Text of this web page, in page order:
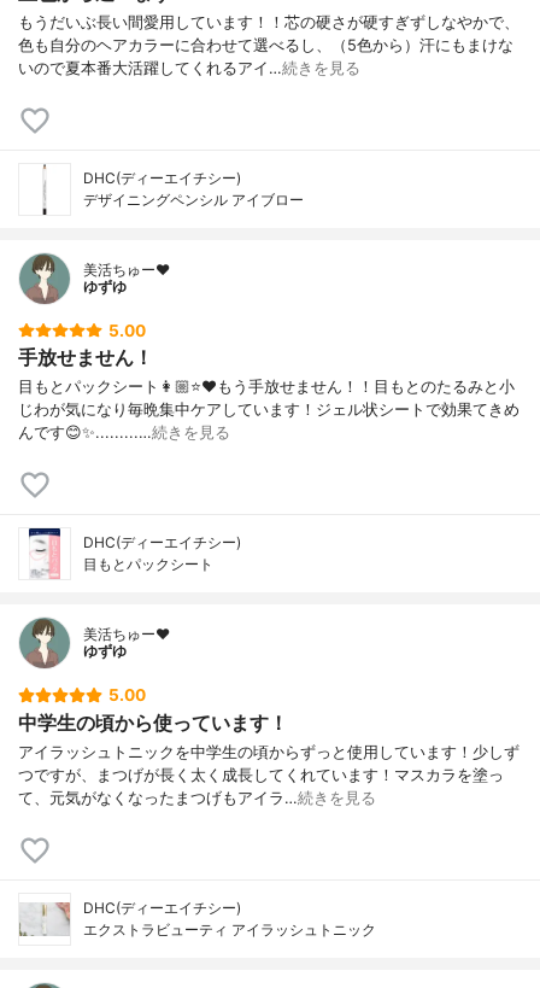
もうだいぶ長い間愛用しています！！芯の硬さが硬すぎずしなやかで、
色も自分のヘアカラーに合わせて選べるし、（5色から）汗にもまけな
いので夏本番大活躍してくれるアイ…続きを見る
DHC(ディーエイチシー)
デザイニングペンシル アイブロー
美活ちゅー❤️
ゆずゆ
5.00
手放せません！
目もとパックシート👩🏼⭐️❤️もう手放せません！！目もとのたるみと小
じわが気になり毎晩集中ケアしています！ジェル状シートで効果てきめ
んです😊✨.........…続きを見る
DHC(ディーエイチシー)
目もとパックシート
美活ちゅー❤️
ゆずゆ
5.00
中学生の頃から使っています！
アイラッシュトニックを中学生の頃からずっと使用しています！少しず
つですが、まつげが長く太く成長してくれています！マスカラを塗っ
て、元気がなくなったまつげもアイラ…続きを見る
DHC(ディーエイチシー)
エクストラビューティ アイラッシュトニック